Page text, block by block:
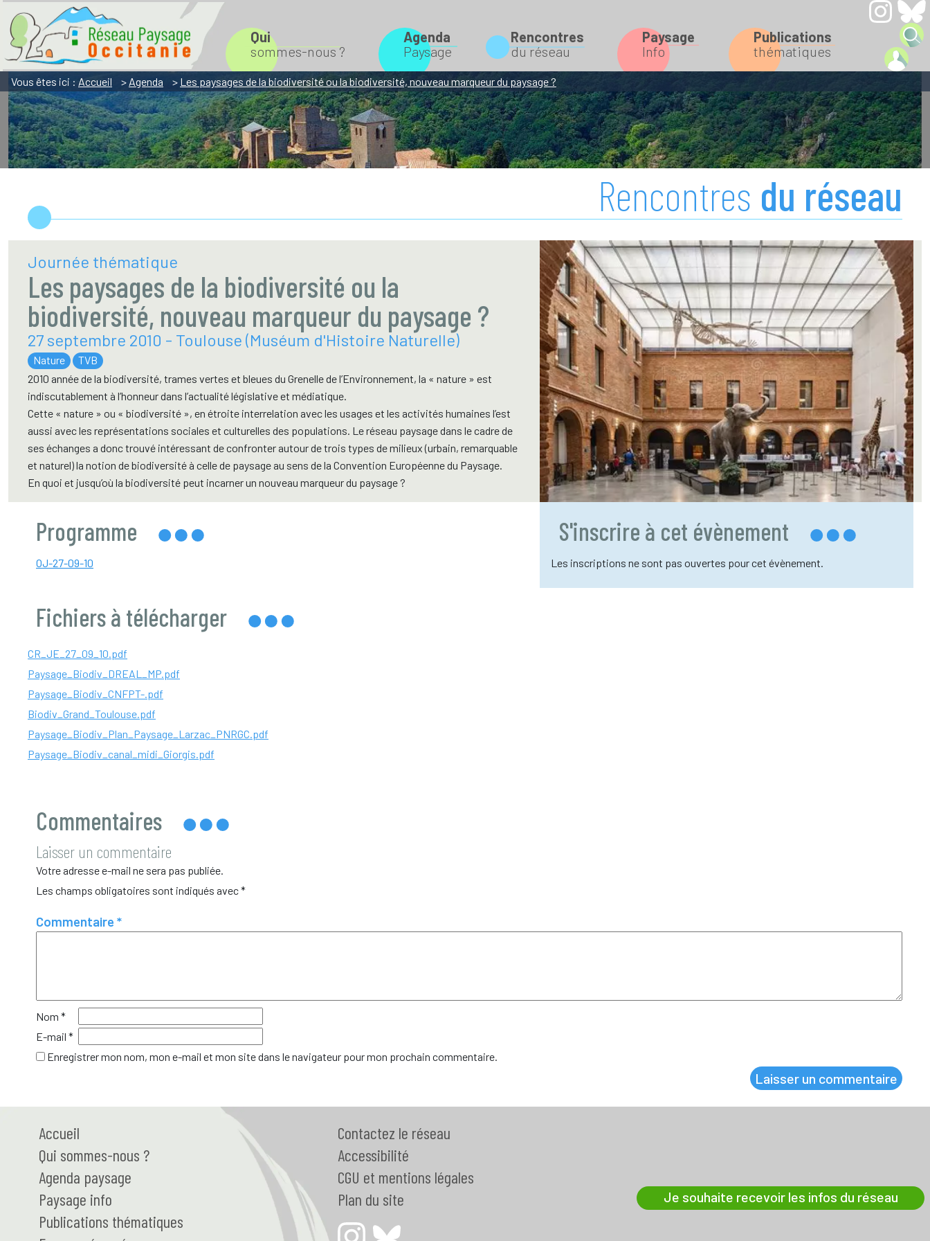
Aller
navigation
Aller
recherche
Aller
au
contenu
Qui
sommes-nous ?
Agenda
Paysage
Rencontres
du réseau
Paysage
Info
Publications
thématiques
Rechercher
Vous êtes ici : Accueil > Agenda > Les paysages de la biodiversité ou la biodiversité, nouveau marqueur du paysage ?
Rencontres du réseau
Journée thématique
Les paysages de la biodiversité ou la
biodiversité, nouveau marqueur du paysage ?
27 septembre 2010 - Toulouse (Muséum d'Histoire Naturelle)
Nature
TVB
2010 année de la biodiversité, trames vertes et bleues du Grenelle de l’Environnement, la « nature » est
indiscutablement à l’honneur dans l’actualité législative et médiatique.
Cette « nature » ou « biodiversité », en étroite interrelation avec les usages et les activités humaines l’est
aussi avec les représentations sociales et culturelles des populations. Le réseau paysage dans le cadre de
ses échanges a donc trouvé intéressant de confronter autour de trois types de milieux (urbain, remarquable
et naturel) la notion de biodiversité à celle de paysage au sens de la Convention Européenne du Paysage.
En quoi et jusqu’où la biodiversité peut incarner un nouveau marqueur du paysage ?
Programme
OJ-27-09-10
S'inscrire à cet évènement
Les inscriptions ne sont pas ouvertes pour cet évènement.
Fichiers à télécharger
CR_JE_27_09_10.pdf
Paysage_Biodiv_DREAL_MP.pdf
Paysage_Biodiv_CNFPT-.pdf
Biodiv_Grand_Toulouse.pdf
Paysage_Biodiv_Plan_Paysage_Larzac_PNRGC.pdf
Paysage_Biodiv_canal_midi_Giorgis.pdf
Commentaires
Laisser un commentaire
Votre adresse e-mail ne sera pas publiée.
Les champs obligatoires sont indiqués avec*
Commentaire *
Nom *
E-mail *
Enregistrer mon nom, mon e-mail et mon site dans le navigateur pour mon prochain commentaire.
Accueil
Qui sommes-nous ?
Agenda paysage
Paysage info
Publications thématiques
Contactez le réseau
Accessibilité
CGU et mentions légales
Plan du site
Je souhaite recevoir les infos du réseau